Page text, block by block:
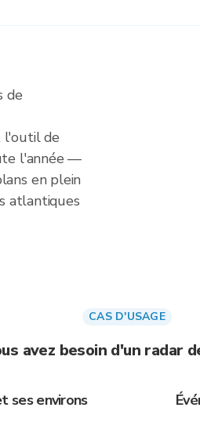
de
l'outil de
l'année —
en plein
atlantiques
CAS D'USAGE
avez besoin d'un radar
ses environs